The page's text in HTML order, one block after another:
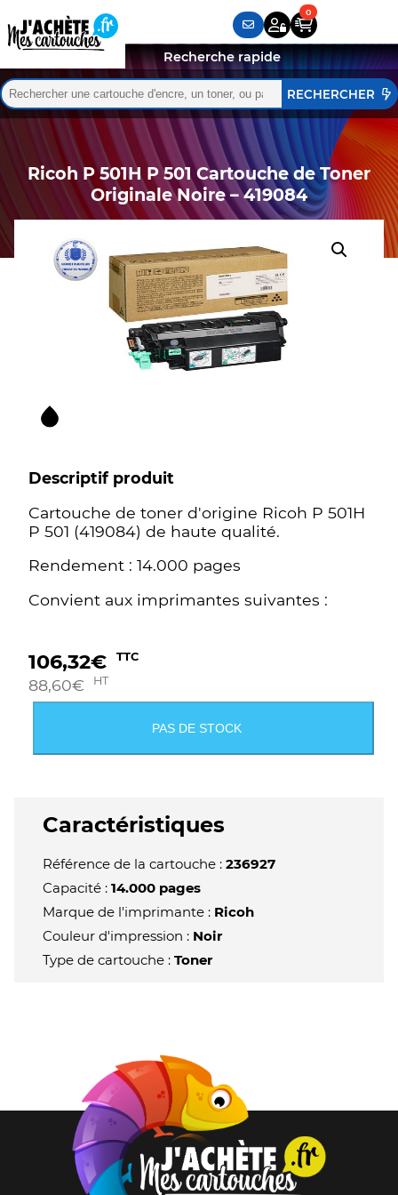
Rechercher :
Quand les résultats de l'auto-complétion sont
Recherche rapide
Ricoh P 501H P 501 Cartouche de Toner
Originale Noire – 419084
Descriptif produit
Cartouche de toner d'origine Ricoh P 501H
P 501 (419084) de haute qualité.
Rendement : 14.000 pages
Convient aux imprimantes suivantes :
106,32€ TTC
88,60€ HT
PAS DE STOCK
Caractéristiques
Référence de la cartouche : 236927
Capacité : 14.000 pages
Marque de l'imprimante : Ricoh
Couleur d'impression : Noir
Type de cartouche : Toner